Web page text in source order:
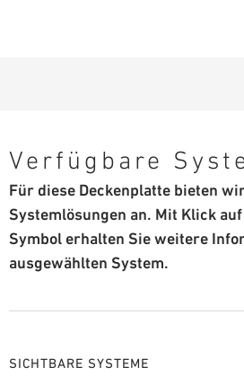
Verfügbare
Für diese Deckenplatte bieten
Systemlösungen an. Mit Klick
Symbol erhalten Sie weitere
ausgewählten System.
SICHTBARE SYSTEME